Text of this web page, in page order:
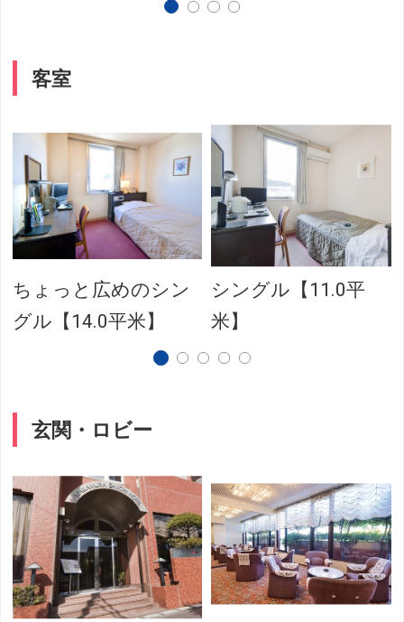
客室
ちょっと広めのシン
グル【14.0平米】
シングル【11.0平
米】
玄関・ロビー